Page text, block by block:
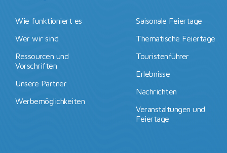
Wie funktioniert es
Wer wir sind
Ressourcen und
Vorschriften
Unsere Partner
Werbemöglichkeiten
Saisonale Feiertage
Thematische Feiertage
Touristenführer
Erlebnisse
Nachrichten
Veranstaltungen und
Feiertage